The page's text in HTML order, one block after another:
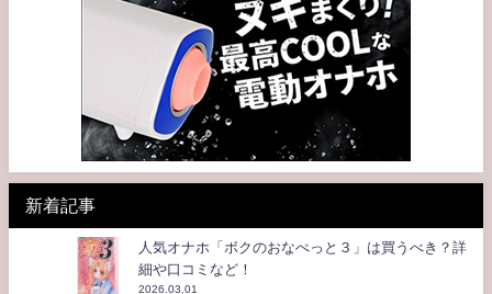
新着記事
人気オナホ「ボクのおなぺっと３」は買うべき？詳
細や口コミなど！
2026.03.01